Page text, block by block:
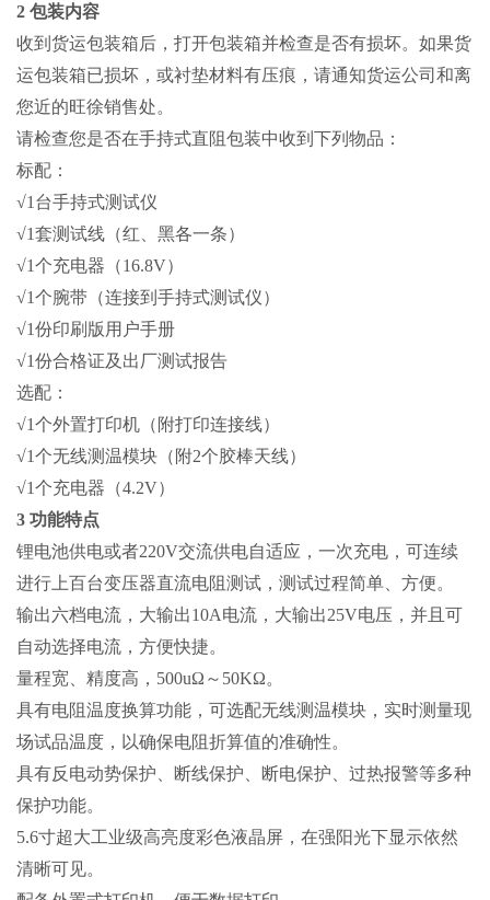
2 包装内容
收到货运包装箱后，打开包装箱并检查是否有损坏。如果货
运包装箱已损坏，或衬垫材料有压痕，请通知货运公司和离
您近的旺徐销售处。
请检查您是否在手持式直阻包装中收到下列物品：
标配：
√1台手持式测试仪
√1套测试线（红、黑各一条）
√1个充电器（16.8V）
√1个腕带（连接到手持式测试仪）
√1份印刷版用户手册
√1份合格证及出厂测试报告
选配：
√1个外置打印机（附打印连接线）
√1个无线测温模块（附2个胶棒天线）
√1个充电器（4.2V）
3 功能特点
锂电池供电或者220V交流供电自适应，一次充电，可连续
进行上百台变压器直流电阻测试，测试过程简单、方便。
输出六档电流，大输出10A电流，大输出25V电压，并且可
自动选择电流，方便快捷。
量程宽、精度高，500uΩ～50KΩ。
具有电阻温度换算功能，可选配无线测温模块，实时测量现
场试品温度，以确保电阻折算值的准确性。
具有反电动势保护、断线保护、断电保护、过热报警等多种
保护功能。
5.6寸超大工业级高亮度彩色液晶屏，在强阳光下显示依然
清晰可见。